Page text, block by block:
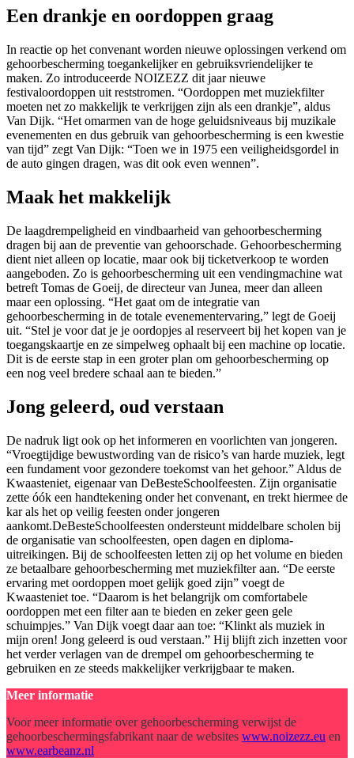
Een drankje en oordoppen graag
In reactie op het convenant worden nieuwe oplossingen verkend om
gehoorbescherming toegankelijker en gebruiksvriendelijker te
maken. Zo introduceerde NOIZEZZ dit jaar nieuwe
festivaloordoppen uit reststromen. “Oordoppen met muziekfilter
moeten net zo makkelijk te verkrijgen zijn als een drankje”, aldus
Van Dijk. “Het omarmen van de hoge geluidsniveaus bij muzikale
evenementen en dus gebruik van gehoorbescherming is een kwestie
van tijd” zegt Van Dijk: “Toen we in 1975 een veiligheidsgordel in
de auto gingen dragen, was dit ook even wennen”.
Maak het makkelijk
De laagdrempeligheid en vindbaarheid van gehoorbescherming
dragen bij aan de preventie van gehoorschade. Gehoorbescherming
dient niet alleen op locatie, maar ook bij ticketverkoop te worden
aangeboden. Zo is gehoorbescherming uit een vendingmachine wat
betreft Tomas de Goeij, de directeur van Junea, meer dan alleen
maar een oplossing. “Het gaat om de integratie van
gehoorbescherming in de totale evenementervaring,” legt de Goeij
uit. “Stel je voor dat je je oordopjes al reserveert bij het kopen van je
toegangskaartje en ze simpelweg ophaalt bij een machine op locatie.
Dit is de eerste stap in een groter plan om gehoorbescherming op
een nog veel bredere schaal aan te bieden.”
Jong geleerd, oud verstaan
De nadruk ligt ook op het informeren en voorlichten van jongeren.
“Vroegtijdige bewustwording van de risico’s van harde muziek, legt
een fundament voor gezondere toekomst van het gehoor.” Aldus de
Kwaasteniet, eigenaar van DeBesteSchoolfeesten. Zijn organisatie
zette óók een handtekening onder het convenant, en trekt hiermee de
kar als het op veilig feesten onder jongeren
aankomt.DeBesteSchoolfeesten ondersteunt middelbare scholen bij
de organisatie van schoolfeesten, open dagen en diploma-
uitreikingen. Bij de schoolfeesten letten zij op het volume en bieden
ze betaalbare gehoorbescherming met muziekfilter aan. “De eerste
ervaring met oordoppen moet gelijk goed zijn” voegt de
Kwaasteniet toe. “Daarom is het belangrijk om comfortabele
oordoppen met een filter aan te bieden en zeker geen gele
schuimpjes.” Van Dijk voegt daar aan toe: “Klinkt als muziek in
mijn oren! Jong geleerd is oud verstaan.” Hij blijft zich inzetten voor
het verder verlagen van de drempel om gehoorbescherming te
gebruiken en ze steeds makkelijker verkrijgbaar te maken.
Meer informatie
Voor meer informatie over gehoorbescherming verwijst de
gehoorbeschermingsfabrikant naar de websites www.noizezz.eu en
www.earbeanz.nl